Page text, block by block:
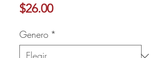
$26.00Precio
Genero *